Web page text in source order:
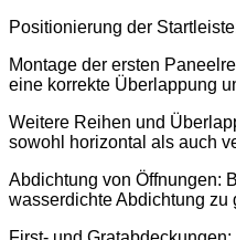
Positionierung der
Montage der ersten
eine korrekte Überlappung
Weitere Reihen und
sowohl horizontal als auch
Abdichtung von Öffnungen:
wasserdichte Abdichtung zu